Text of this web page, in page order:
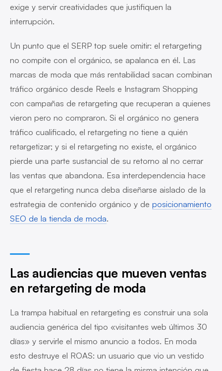
exige y servir creatividades que justifiquen la
interrupción.
Un punto que el SERP top suele omitir: el retargeting
no compite con el orgánico, se apalanca en él. Las
marcas de moda que más rentabilidad sacan combinan
tráfico orgánico desde Reels e Instagram Shopping
con campañas de retargeting que recuperan a quienes
vieron pero no compraron. Si el orgánico no genera
tráfico cualificado, el retargeting no tiene a quién
retargetizar; y si el retargeting no existe, el orgánico
pierde una parte sustancial de su retorno al no cerrar
las ventas que abandona. Esa interdependencia hace
que el retargeting nunca deba diseñarse aislado de la
estrategia de contenido orgánico y de posicionamiento
SEO de la tienda de moda.
Las audiencias que mueven ventas
en retargeting de moda
La trampa habitual en retargeting es construir una sola
audiencia genérica del tipo «visitantes web últimos 30
días» y servirle el mismo anuncio a todos. En moda
esto destruye el ROAS: un usuario que vio un vestido